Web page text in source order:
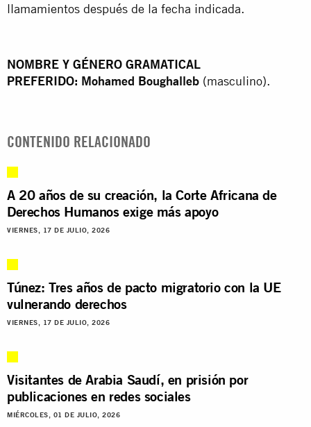
llamamientos después de la fecha indicada.
NOMBRE Y GÉNERO GRAMATICAL
PREFERIDO: Mohamed Boughalleb (masculino).
CONTENIDO RELACIONADO
A 20 años de su creación, la Corte Africana de
Derechos Humanos exige más apoyo
VIERNES, 17 DE JULIO, 2026
Túnez: Tres años de pacto migratorio con la UE
vulnerando derechos
VIERNES, 17 DE JULIO, 2026
Visitantes de Arabia Saudí, en prisión por
publicaciones en redes sociales
MIÉRCOLES, 01 DE JULIO, 2026